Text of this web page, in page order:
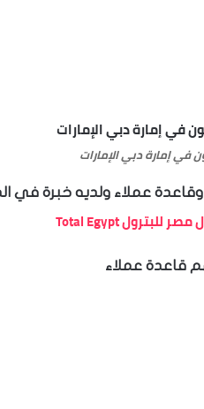
في إمارة دبي الإمارات
عملاء ولديه خبرة في
قاعدة عملاء​